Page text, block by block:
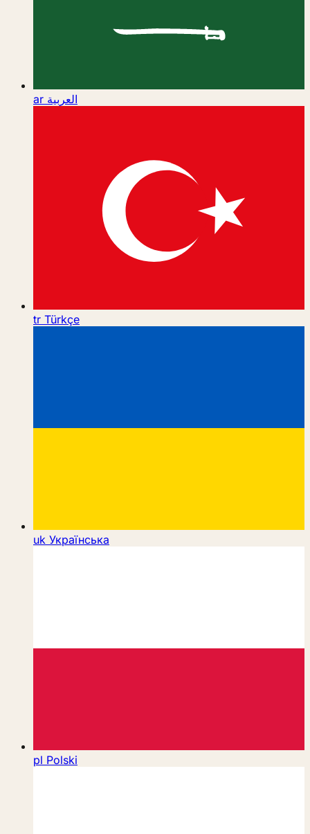
ar العربية
tr Türkçe
uk Українська
pl Polski